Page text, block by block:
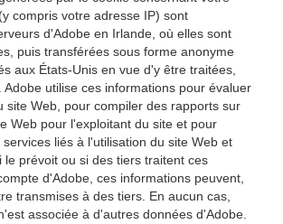
compris votre adresse IP) sont
d'Adobe en Irlande, où elles sont
puis transférées sous forme anonyme
aux États-Unis en vue d'y être traitées,
Adobe utilise ces informations pour évaluer
site Web, pour compiler des rapports sur
Web pour l'exploitant du site et pour
liés à l'utilisation du site Web et
le prévoit ou si des tiers traitent ces
d'Adobe, ces informations peuvent,
transmises à des tiers. En aucun cas,
associée à d'autres données d'Adobe.